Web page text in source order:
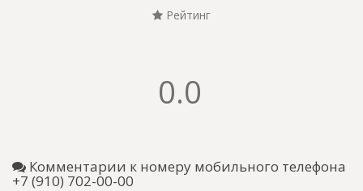
Рейтинг
0.0
Комментарии к номеру мобильного телефона
+7 (910) 702-00-00